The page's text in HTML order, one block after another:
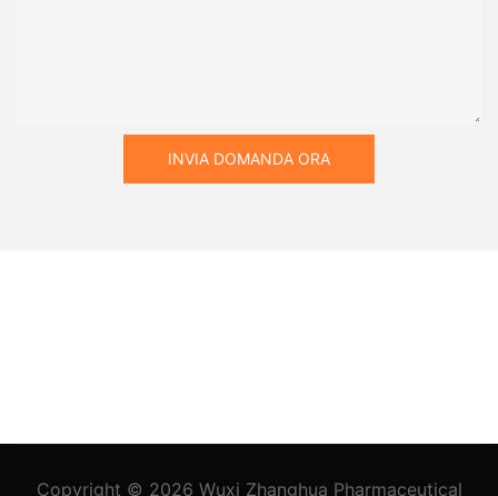
INVIA DOMANDA ORA
Copyright © 2026 Wuxi Zhanghua Pharmaceutical